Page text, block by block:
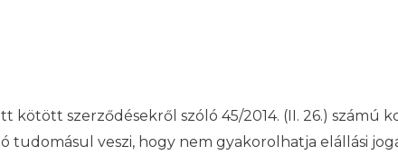
kötött szerződésekről szóló 45/2014. (II. 26.) számú
tudomásul veszi, hogy nem gyakorolhatja elállási